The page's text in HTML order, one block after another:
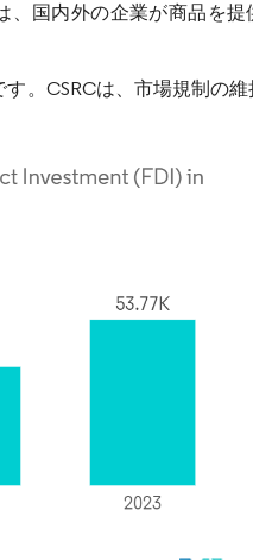
国内外の企業が商品を提
。CSRCは、市場規制の